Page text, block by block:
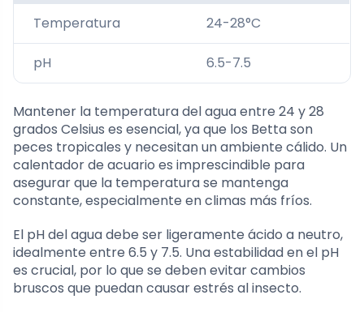
Temperatura 24-28°C
pH 6.5-7.5
Mantener la temperatura del agua entre 24 y 28
grados Celsius es esencial, ya que los Betta son
peces tropicales y necesitan un ambiente cálido. Un
calentador de acuario es imprescindible para
asegurar que la temperatura se mantenga
constante, especialmente en climas más fríos.
El pH del agua debe ser ligeramente ácido a neutro,
idealmente entre 6.5 y 7.5. Una estabilidad en el pH
es crucial, por lo que se deben evitar cambios
bruscos que puedan causar estrés al insecto.